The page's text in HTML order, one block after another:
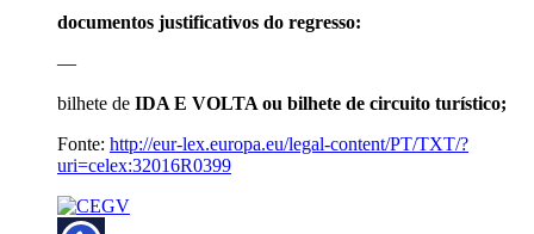
documentos justificativos do regresso:
—
bilhete de IDA E VOLTA ou bilhete de circuito turístico;
Fonte: http://eur-lex.europa.eu/legal-content/PT/TXT/?
uri=celex:32016R0399